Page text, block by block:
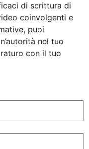
di scrittura di
coinvolgenti e
puoi
nel tuo
con il tuo